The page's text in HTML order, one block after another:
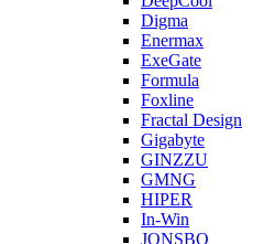
Digma
Enermax
ExeGate
Formula
Foxline
Fractal Design
Gigabyte
GINZZU
GMNG
HIPER
In-Win
JONSBO